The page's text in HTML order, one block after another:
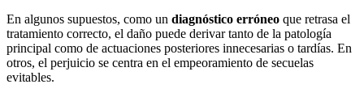
En algunos supuestos, como un diagnóstico erróneo que retrasa el
tratamiento correcto, el daño puede derivar tanto de la patología
principal como de actuaciones posteriores innecesarias o tardías. En
otros, el perjuicio se centra en el empeoramiento de secuelas
evitables.